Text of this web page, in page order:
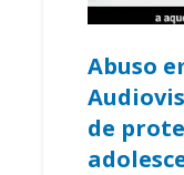
Abuso
de